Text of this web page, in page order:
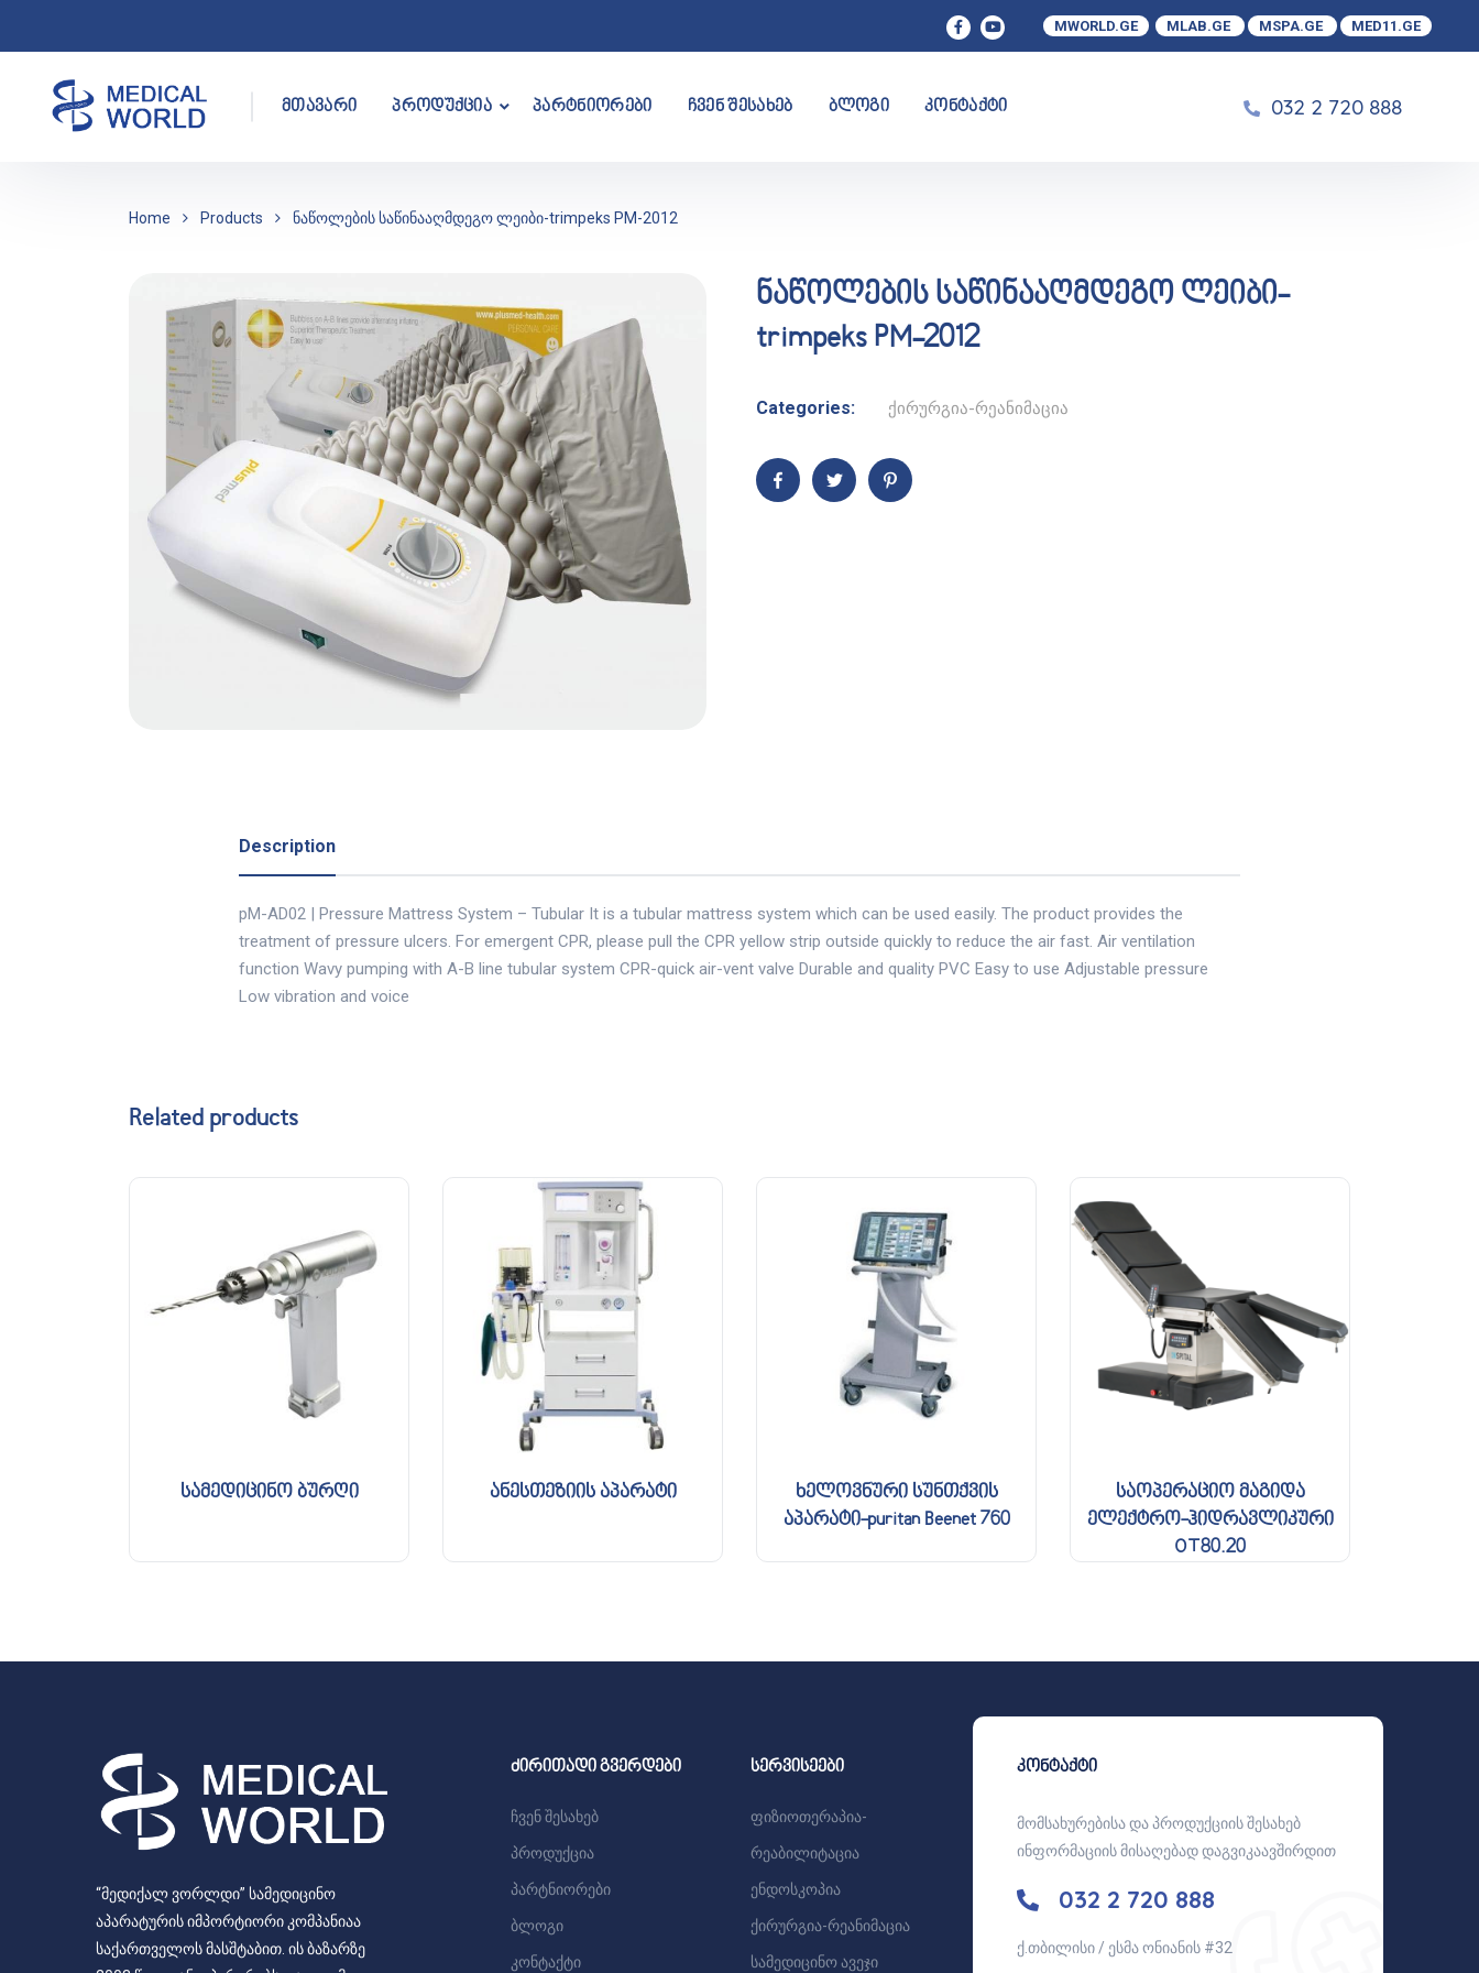
MWORLD.GE MLAB.GE MSPA.GE MED11.GE
მთავარი პროდუქცია პარტნიორები ჩვენ შესახებ ბლოგი კონტაქტი 032 2 720 888
Home Products ნაწოლების საწინააღმდეგო ლეიბი-trimpeks PM-2012
ნაწოლების საწინააღმდეგო ლეიბი-
trimpeks PM-2012
Categories: ქირურგია-რეანიმაცია
Description
pM-AD02 | Pressure Mattress System – Tubular It is a tubular mattress system which can be used easily. The product provides the
treatment of pressure ulcers. For emergent CPR, please pull the CPR yellow strip outside quickly to reduce the air fast. Air ventilation
function Wavy pumping with A-B line tubular system CPR-quick air-vent valve Durable and quality PVC Easy to use Adjustable pressure
Low vibration and voice
Related products
სამედიცინო ბურღი ანესთეზიის აპარატი
ხელოვნური სუნთქვის
აპარატი-puritan Beenet 760
საოპერაციო მაგიდა
ელექტრო-ჰიდრავლიკური
OT80.20
“მედიქალ ვორლდი” სამედიცინო
აპარატურის იმპორტიორი კომპანიაა
საქართველოს მასშტაბით. ის ბაზარზე
ძირითადი გვერდები
ჩვენ შესახებ
პროდუქცია
პარტნიორები
ბლოგი
კონტაქტი
სერვისეები
ფიზიოთერაპია-
რეაბილიტაცია
ენდოსკოპია
ქირურგია-რეანიმაცია
სამედიცინო ავეჯი
კონტაქტი
მომსახურებისა და პროდუქციის შესახებ
ინფორმაციის მისაღებად დაგვიკაავშირდით
032 2 720 888
ქ.თბილისი / ესმა ონიანის #32